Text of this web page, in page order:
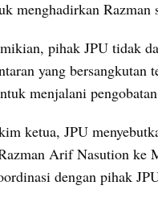
menghadirkan Razman
pihak JPU tidak
yang bersangkutan
menjalani
ketua, JPU
Arif Nasution ke
dengan pihak